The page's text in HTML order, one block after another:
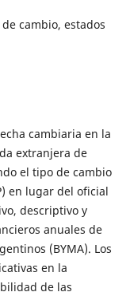
cambio, estados
cambiaria en la
extranjera de
el tipo de cambio
en lugar del oficial
descriptivo y
anuales de
(BYMA). Los
en la
de las